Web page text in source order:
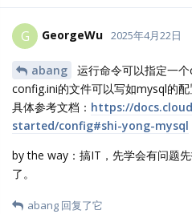
G GeorgeWu 2025年4月22日
abang
运行命令可以指定一
config.ini的文件可以写如mysql的配
具体参考文档： https://
started/config#shi-yong-mysql
by the way：搞IT，先学会有问题
了。
abang 回复了它